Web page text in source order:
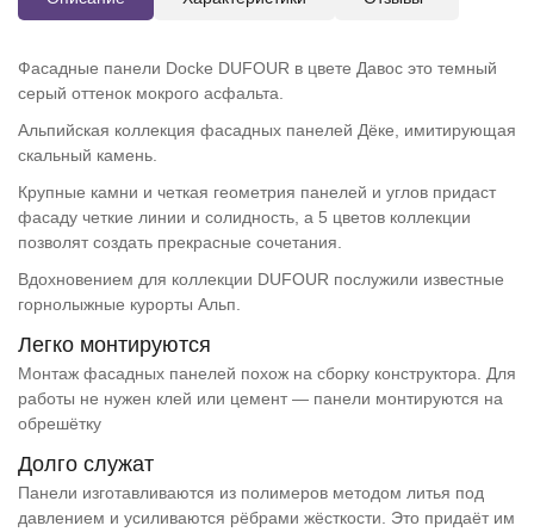
Фасадные панели Docke DUFOUR в цвете Давос это темный
серый оттенок мокрого асфальта.
Альпийская коллекция фасадных панелей Дёке, имитирующая
скальный камень.
Крупные камни и четкая геометрия панелей и углов придаст
фасаду четкие линии и солидность, а 5 цветов коллекции
позволят создать прекрасные сочетания.
Вдохновением для коллекции DUFOUR послужили известные
горнолыжные курорты Альп.
Легко монтируются
Монтаж фасадных панелей похож на сборку конструктора. Для
работы не нужен клей или цемент — панели монтируются на
обрешётку
Долго служат
Панели изготавливаются из полимеров методом литья под
давлением и усиливаются рёбрами жёсткости. Это придаёт им